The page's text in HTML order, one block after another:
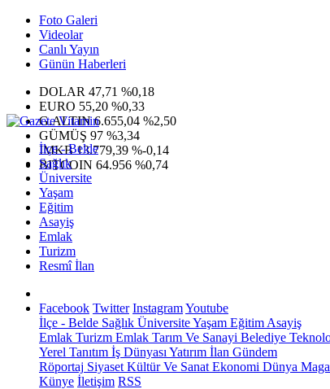
Foto Galeri
Videolar
Canlı Yayın
Günün Haberleri
DOLAR 47,71 %0,18
EURO 55,20 %0,33
G.ALTIN6.655,04 %2,50
GÜMÜŞ 97 %3,34
IMKB13.779,39 %-0,14
BITCOIN 64.956 %0,74
İlçe - Belde
Sağlık
Üniversite
Yaşam
Eğitim
Asayiş
Emlak
Turizm
Resmî İlan
Facebook Twitter InstagramYoutube
İlçe - Belde Sağlık ÜniversiteYaşam Eğitim Asayiş
Emlak Turizm Emlak Tarım Ve Sanayi Belediye
Yerel Tanıtım İş Dünyası Yatırım İlan Gündem
Röportaj Siyaset Kültür Ve Sanat Ekonomi Dünya
Künye İletişim RSS